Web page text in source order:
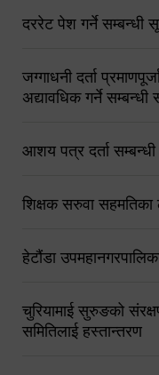
दररेट पेश गर्ने सम्बन्धी
जग्गाधनी दर्ता
अद्यावधिक गर्ने सम्बन्धी
आशय पत्र दर्ता
शिक्षक सरुवा सहमतिका
हेटौंडा
चुरियामाई सुरुङको
समितिलाई हस्तान्तरण